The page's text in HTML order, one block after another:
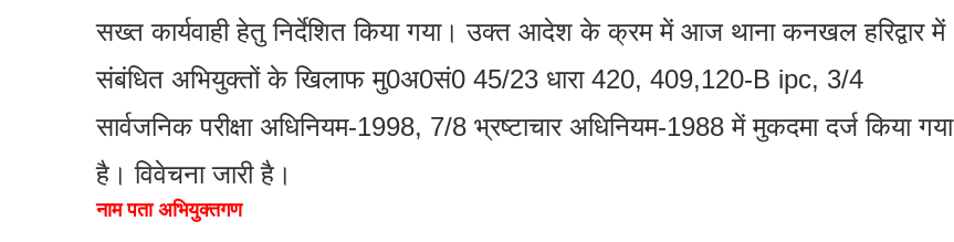
सख्त कार्यवाही हेतु निर्देशित किया गया। उक्त आदेश के क्रम में आज थाना कनखल हरिद्वार में
संबंधित अभियुक्तों के खिलाफ मु0अ0सं0 45/23 धारा 420, 409,120-B ipc, 3/4
सार्वजनिक परीक्षा अधिनियम-1998, 7/8 भ्रष्टाचार अधिनियम-1988 में मुकदमा दर्ज किया गया
है। विवेचना जारी है।
नाम पता अभियुक्तगण